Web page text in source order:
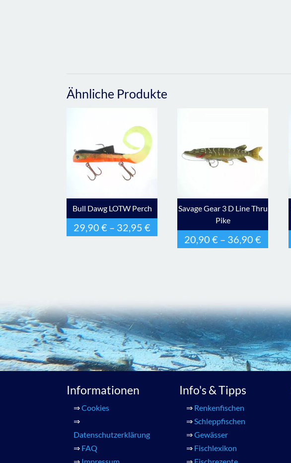
Ähnliche Produkte
Bull Dawg LOTW Perch
29,90€ – 32,95€
Savage Gear 3 D Line Thru
Pike
20,90€ – 36,90€
Informationen
⇒Cookies
⇒
Datenschutzerklärung
⇒ FAQ
Info's & Tipps
⇒ Renkenfischen
⇒Schleppfischen
⇒Gewässer
⇒ Fischlexikon